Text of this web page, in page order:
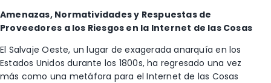
Amenazas, Normatividades y Respuestas de
Proveedores a los Riesgos en la Internet de las Cosas
El Salvaje Oeste, un lugar de exagerada anarquía en los
Estados Unidos durante los 1800s, ha regresado una vez
más como una metáfora para el Internet de las Cosas